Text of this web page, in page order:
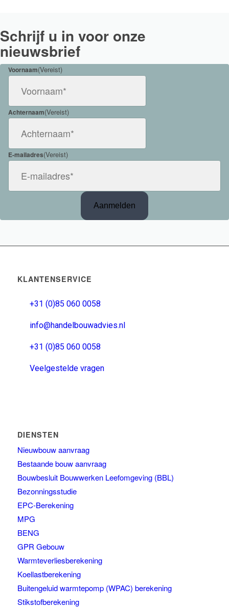
Schrijf u in voor onze
nieuwsbrief
Voornaam(Vereist)
Achternaam(Vereist)
E-mailadres(Vereist)
KLANTENSERVICE
+31 (0)85 060 0058
info@handelbouwadvies.nl
+31 (0)85 060 0058
Veelgestelde vragen
DIENSTEN
Nieuwbouw aanvraag
Bestaande bouw aanvraag
Bouwbesluit Bouwwerken Leefomgeving (BBL)
Bezonningsstudie
EPC-Berekening
MPG
BENG
GPR Gebouw
Warmteverliesberekening
Koellastberekening
Buitengeluid warmtepomp (WPAC) berekening
Stikstofberekening